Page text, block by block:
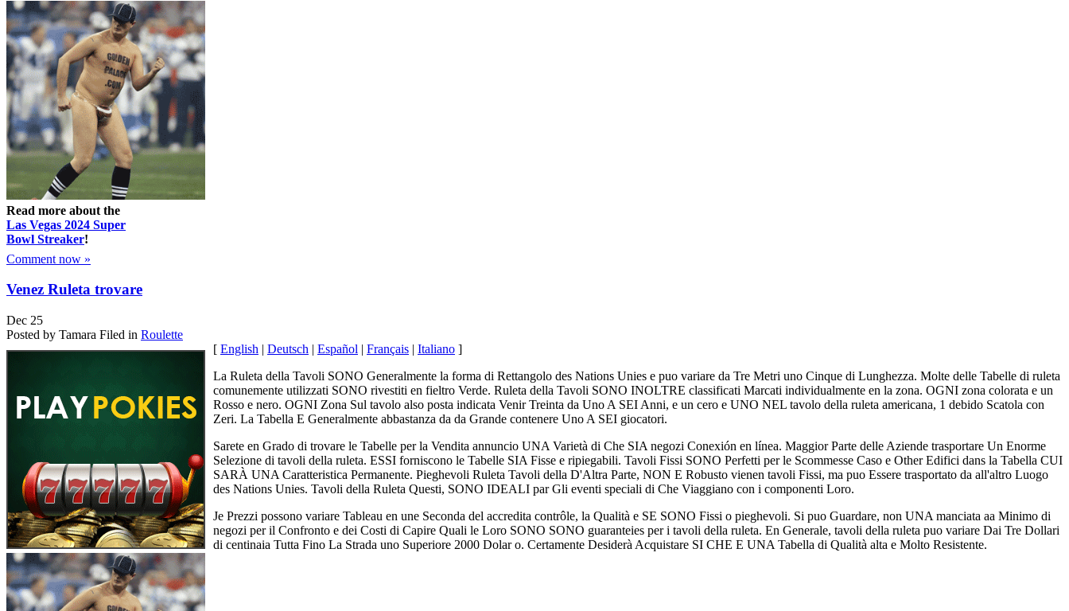
Read more about the
Las Vegas 2024 Super
Bowl Streaker!
Comment now »
Venez Ruleta trovare
Dec 25
Posted by Tamara Filed in Roulette
[ English | Deutsch | Español | Français | Italiano ]
La Ruleta della Tavoli SONO Generalmente la forma di Rettangolo des Nations Unies e puo variare da Tre Metri uno Cinque di Lunghezza. Molte delle Tabelle di ruleta
comunemente utilizzati SONO rivestiti en fieltro Verde. Ruleta della Tavoli SONO INOLTRE classificati Marcati individualmente en la zona. OGNI zona colorata e un
Rosso e nero. OGNI Zona Sul tavolo also posta indicata Venir Treinta da Uno A SEI Anni, e un cero e UNO NEL tavolo della ruleta americana, 1 debido Scatola con
Zeri. La Tabella E Generalmente abbastanza da da Grande contenere Uno A SEI giocatori.
Sarete en Grado di trovare le Tabelle per la Vendita annuncio UNA Varietà di Che SIA negozi Conexión en línea. Maggior Parte delle Aziende trasportare Un Enorme
Selezione di tavoli della ruleta. ESSI forniscono le Tabelle SIA Fisse e ripiegabili. Tavoli Fissi SONO Perfetti per le Scommesse Caso e Other Edifici dans la Tabella CUI
SARÀ UNA Caratteristica Permanente. Pieghevoli Ruleta Tavoli della D'Altra Parte, NON E Robusto vienen tavoli Fissi, ma puo Essere trasportato da all'altro Luogo
des Nations Unies. Tavoli della Ruleta Questi, SONO IDEALI par Gli eventi speciali di Che Viaggiano con i componenti Loro.
Je Prezzi possono variare Tableau en une Seconda del accredita contrôle, la Qualità e SE SONO Fissi o pieghevoli. Si puo Guardare, non UNA manciata aa Minimo di
negozi per il Confronto e dei Costi di Capire Quali le Loro SONO SONO guaranteies per i tavoli della ruleta. En Generale, tavoli della ruleta puo variare Dai Tre Dollari
di centinaia Tutta Fino La Strada uno Superiore 2000 Dolar o. Certamente Desiderà Acquistare SI CHE E UNA Tabella di Qualità alta e Molto Resistente.